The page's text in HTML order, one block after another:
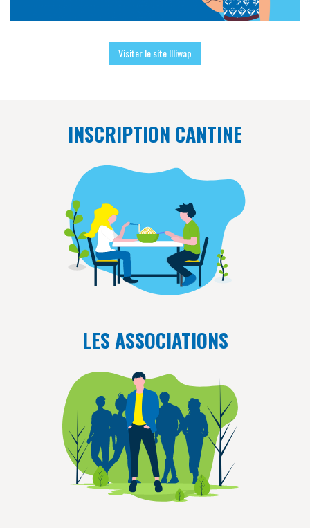
Visiter le site Illiwap
INSCRIPTION CANTINE
LES ASSOCIATIONS